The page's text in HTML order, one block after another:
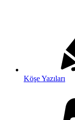
Köşe Yazıları